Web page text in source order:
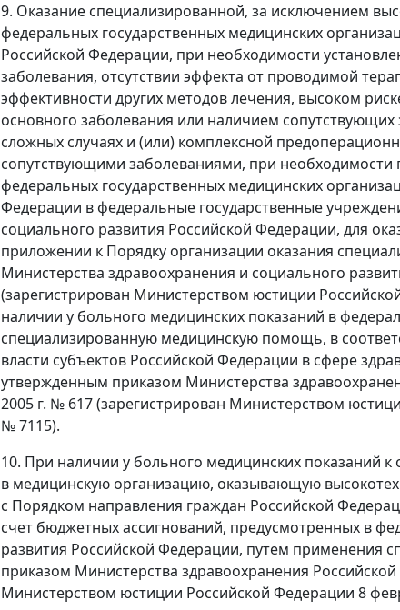
9. Оказание специализированной, за исключением
федеральных государственных медицинских
Российской Федерации, при необходимости
заболевания, отсутствии эффекта от проводимой
эффективности других методов лечения, высоком
основного заболевания или наличием
сложных случаях и (или) комплексной
сопутствующими заболеваниями, при
федеральных государственных медицинских
Федерации в федеральные государственные
социального развития Российской Федерации, для
приложении к Порядку организации оказания
Министерства здравоохранения и социального
(зарегистрирован Министерством юстиции
наличии у больного медицинских показаний в
специализированную медицинскую помощь, в
власти субъектов Российской Федерации в сфере
утвержденным приказом Министерства
2005 г. № 617 (зарегистрирован Министерством
№ 7115).
10. При наличии у больного медицинских показаний
в медицинскую организацию, оказывающую
с Порядком направления граждан Российской
счет бюджетных ассигнований, предусмотренных в
развития Российской Федерации, путем
приказом Министерства здравоохранения
Министерством юстиции Российской Федерации 8